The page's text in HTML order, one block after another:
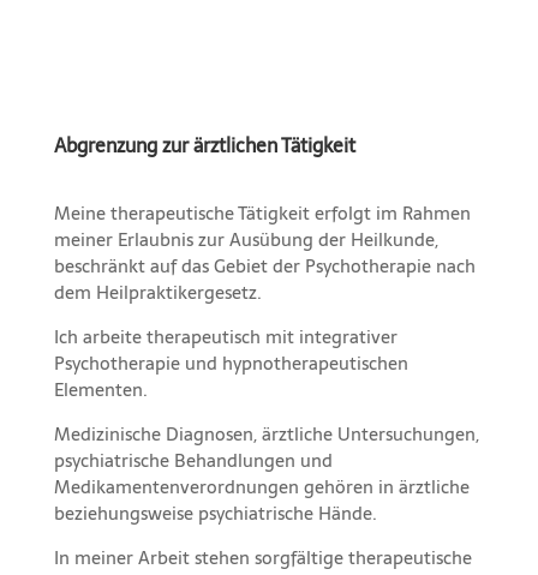
Abgrenzung zur ärztlichen Tätigkeit
Meine therapeutische Tätigkeit erfolgt im Rahmen
meiner Erlaubnis zur Ausübung der Heilkunde,
beschränkt auf das Gebiet der Psychotherapie nach
dem Heilpraktikergesetz.
Ich arbeite therapeutisch mit integrativer
Psychotherapie und hypnotherapeutischen
Elementen.
Medizinische Diagnosen, ärztliche Untersuchungen,
psychiatrische Behandlungen und
Medikamentenverordnungen gehören in ärztliche
beziehungsweise psychiatrische Hände.
In meiner Arbeit stehen sorgfältige therapeutische